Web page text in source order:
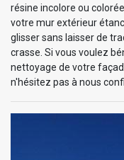
résine incolore ou
votre mur extérieur
glisser sans laisser de
crasse. Si vous voulez
nettoyage de votre
n'hésitez pas à nous